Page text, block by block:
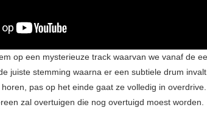
op een mysterieuze track waarvan we vanaf de
juiste stemming waarna er een subtiele drum
pas op het einde gaat ze volledig in
zal overtuigen die nog overtuigd moest worden.